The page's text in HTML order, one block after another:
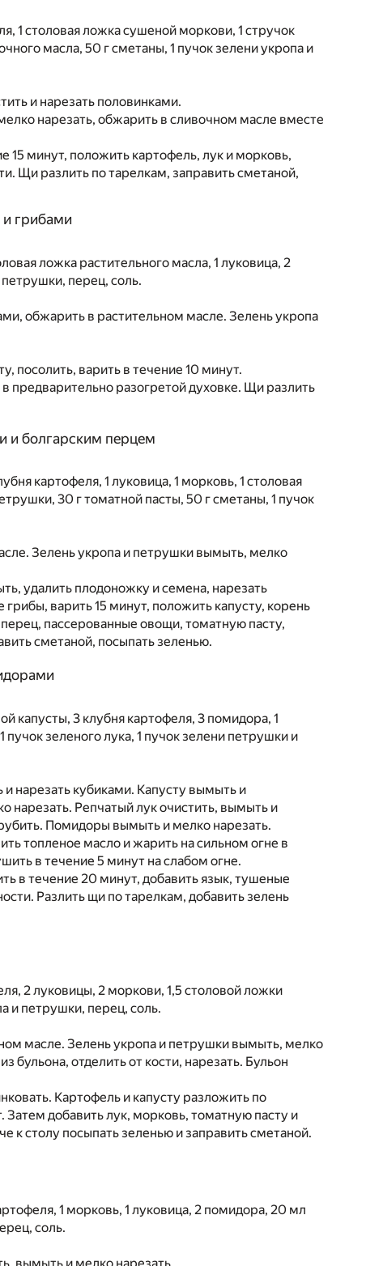
1 столовая ложка сушеной моркови, 1 стручок
масла, 50 г сметаны, 1 пучок зелени укропа и
и нарезать половинками.
нарезать, обжарить в сливочном масле вместе
15 минут, положить картофель, лук и морковь,
Щи разлить по тарелкам, заправить сметаной,
грибами
ложка растительного масла, 1 луковица, 2
перец, соль.
обжарить в растительном масле. Зелень укропа
посолить, варить в течение 10 минут.
предварительно разогретой духовке. Щи разлить
и болгарским перцем
картофеля, 1 луковица, 1 морковь, 1 столовая
30 г томатной пасты, 50 г сметаны, 1 пучок
Зелень укропа и петрушки вымыть, мелко
удалить плодоножку и семена, нарезать
варить 15 минут, положить капусту, корень
пассерованные овощи, томатную пасту,
сметаной, посыпать зеленью.
капусты, 3 клубня картофеля, 3 помидора, 1
зеленого лука, 1 пучок зелени петрушки и
нарезать кубиками. Капусту вымыть и
нарезать. Репчатый лук очистить, вымыть и
Помидоры вымыть и мелко нарезать.
топленое масло и жарить на сильном огне в
в течение 5 минут на слабом огне.
в течение 20 минут, добавить язык, тушеные
Разлить щи по тарелкам, добавить зелень
2 луковицы, 2 моркови, 1,5 столовой ложки
и петрушки, перец, соль.
масле. Зелень укропа и петрушки вымыть, мелко
бульона, отделить от кости, нарезать. Бульон
Картофель и капусту разложить по
Затем добавить лук, морковь, томатную пасту и
к столу посыпать зеленью и заправить сметаной.
1 морковь, 1 луковица, 2 помидора, 20 мл
соль.
вымыть и мелко нарезать.